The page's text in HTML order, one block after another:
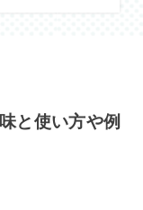
と使い方や例